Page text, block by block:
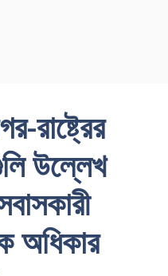
রাষ্ট্রের
উল্লেখ
অধিকার